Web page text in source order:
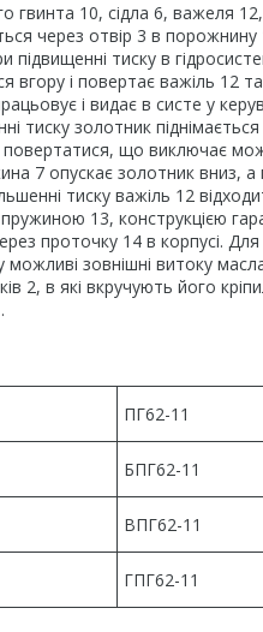
10, сідла 6, важеля
через отвір 3 в
тиску в
і повертає важіль 12
і видає в систе у
тиску золотник
що виключає
7 опускає золотник вниз,
тиску важіль 12
13, конструкцією
проточку 14 в корпусі.
зовнішні витоку
2, в які вкручують його
ПГ62-11
БПГ62-11
ВПГ62-11
ГПГ62-11